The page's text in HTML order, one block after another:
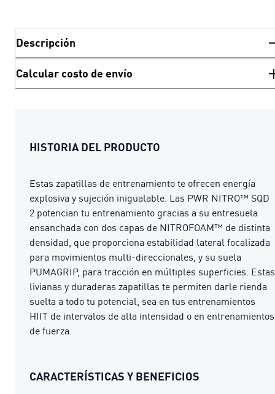
Descripción
Calcular costo de envío
HISTORIA DEL PRODUCTO
Estas zapatillas de entrenamiento te ofrecen energía
explosiva y sujeción inigualable. Las PWR NITRO™ SQD
2 potencian tu entrenamiento gracias a su entresuela
ensanchada con dos capas de NITROFOAM™ de distinta
densidad, que proporciona estabilidad lateral focalizada
para movimientos multi-direccionales, y su suela
PUMAGRIP, para tracción en múltiples superficies. Estas
livianas y duraderas zapatillas te permiten darle rienda
suelta a todo tu potencial, sea en tus entrenamientos
HIIT de intervalos de alta intensidad o en entrenamientos
de fuerza.
CARACTERÍSTICAS Y BENEFICIOS